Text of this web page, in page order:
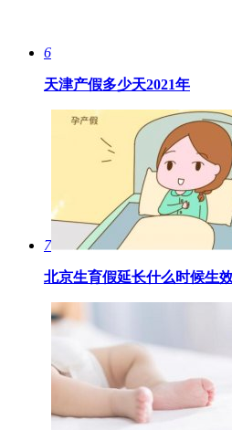
6
天津产假多少天2021年
7
北京生育假延长什么时候生